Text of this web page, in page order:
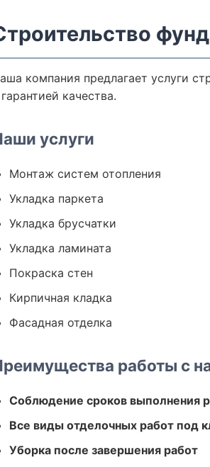
компания предлагает услуги
качества.
услуги
Монтаж систем отопления
Укладка паркета
Укладка брусчатки
Укладка ламината
Покраска стен
Кирпичная кладка
Фасадная отделка
работы с
Соблюдение сроков выполнения
Все виды отделочных работ под
Уборка после завершения работ